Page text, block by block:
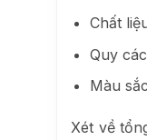
Chất
Quy
Màu
Xét về